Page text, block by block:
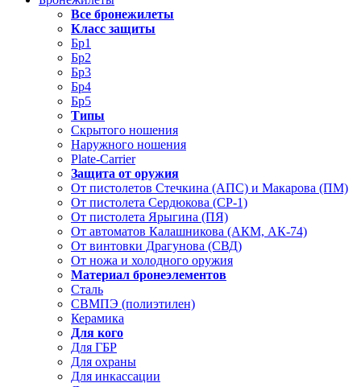
Все бронежилеты
Класс защиты
Бр1
Бр2
Бр3
Бр4
Бр5
Типы
Скрытого ношения
Наружного ношения
Plate-Carrier
Защита от оружия
От пистолетов Стечкина (АПС) и Макарова (ПМ)
От пистолета Сердюкова (СР-1)
От пистолета Ярыгина (ПЯ)
От автоматов Калашникова (АКМ, АК-74)
От винтовки Драгунова (СВД)
От ножа и холодного оружия
Материал бронеэлементов
Сталь
СВМПЭ (полиэтилен)
Керамика
Для кого
Для ГБР
Для охраны
Для инкассации